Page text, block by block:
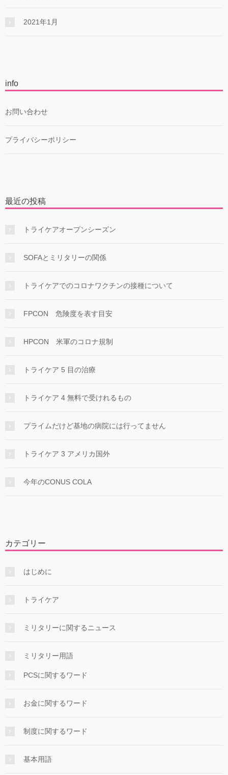
2021年1月
info
お問い合わせ
プライバシーポリシー
最近の投稿
トライケアオープンシーズン
SOFAとミリタリーの関係
トライケアでのコロナワクチンの接種について
FPCON 危険度を表す目安
HPCON 米軍のコロナ規制
トライケア 5 目の治療
トライケア 4 無料で受けれるもの
プライムだけど基地の病院には行ってません
トライケア 3 アメリカ国外
今年のCONUS COLA
カテゴリー
はじめに
トライケア
ミリタリーに関するニュース
ミリタリー用語
PCSに関するワード
お金に関するワード
制度に関するワード
基本用語